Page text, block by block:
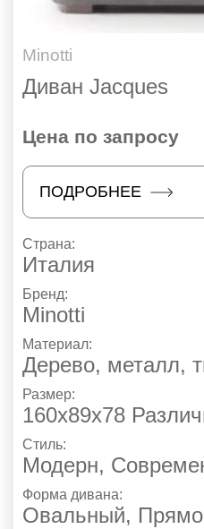
Minotti
Диван Jacques
Цена по запросу
ПОДРОБНЕЕ
Страна:
Италия
Бренд:
Minotti
Материал:
Дерево, металл,
Размер:
160х89х78
Стиль:
Модерн,
Форма дивана:
Овальный,